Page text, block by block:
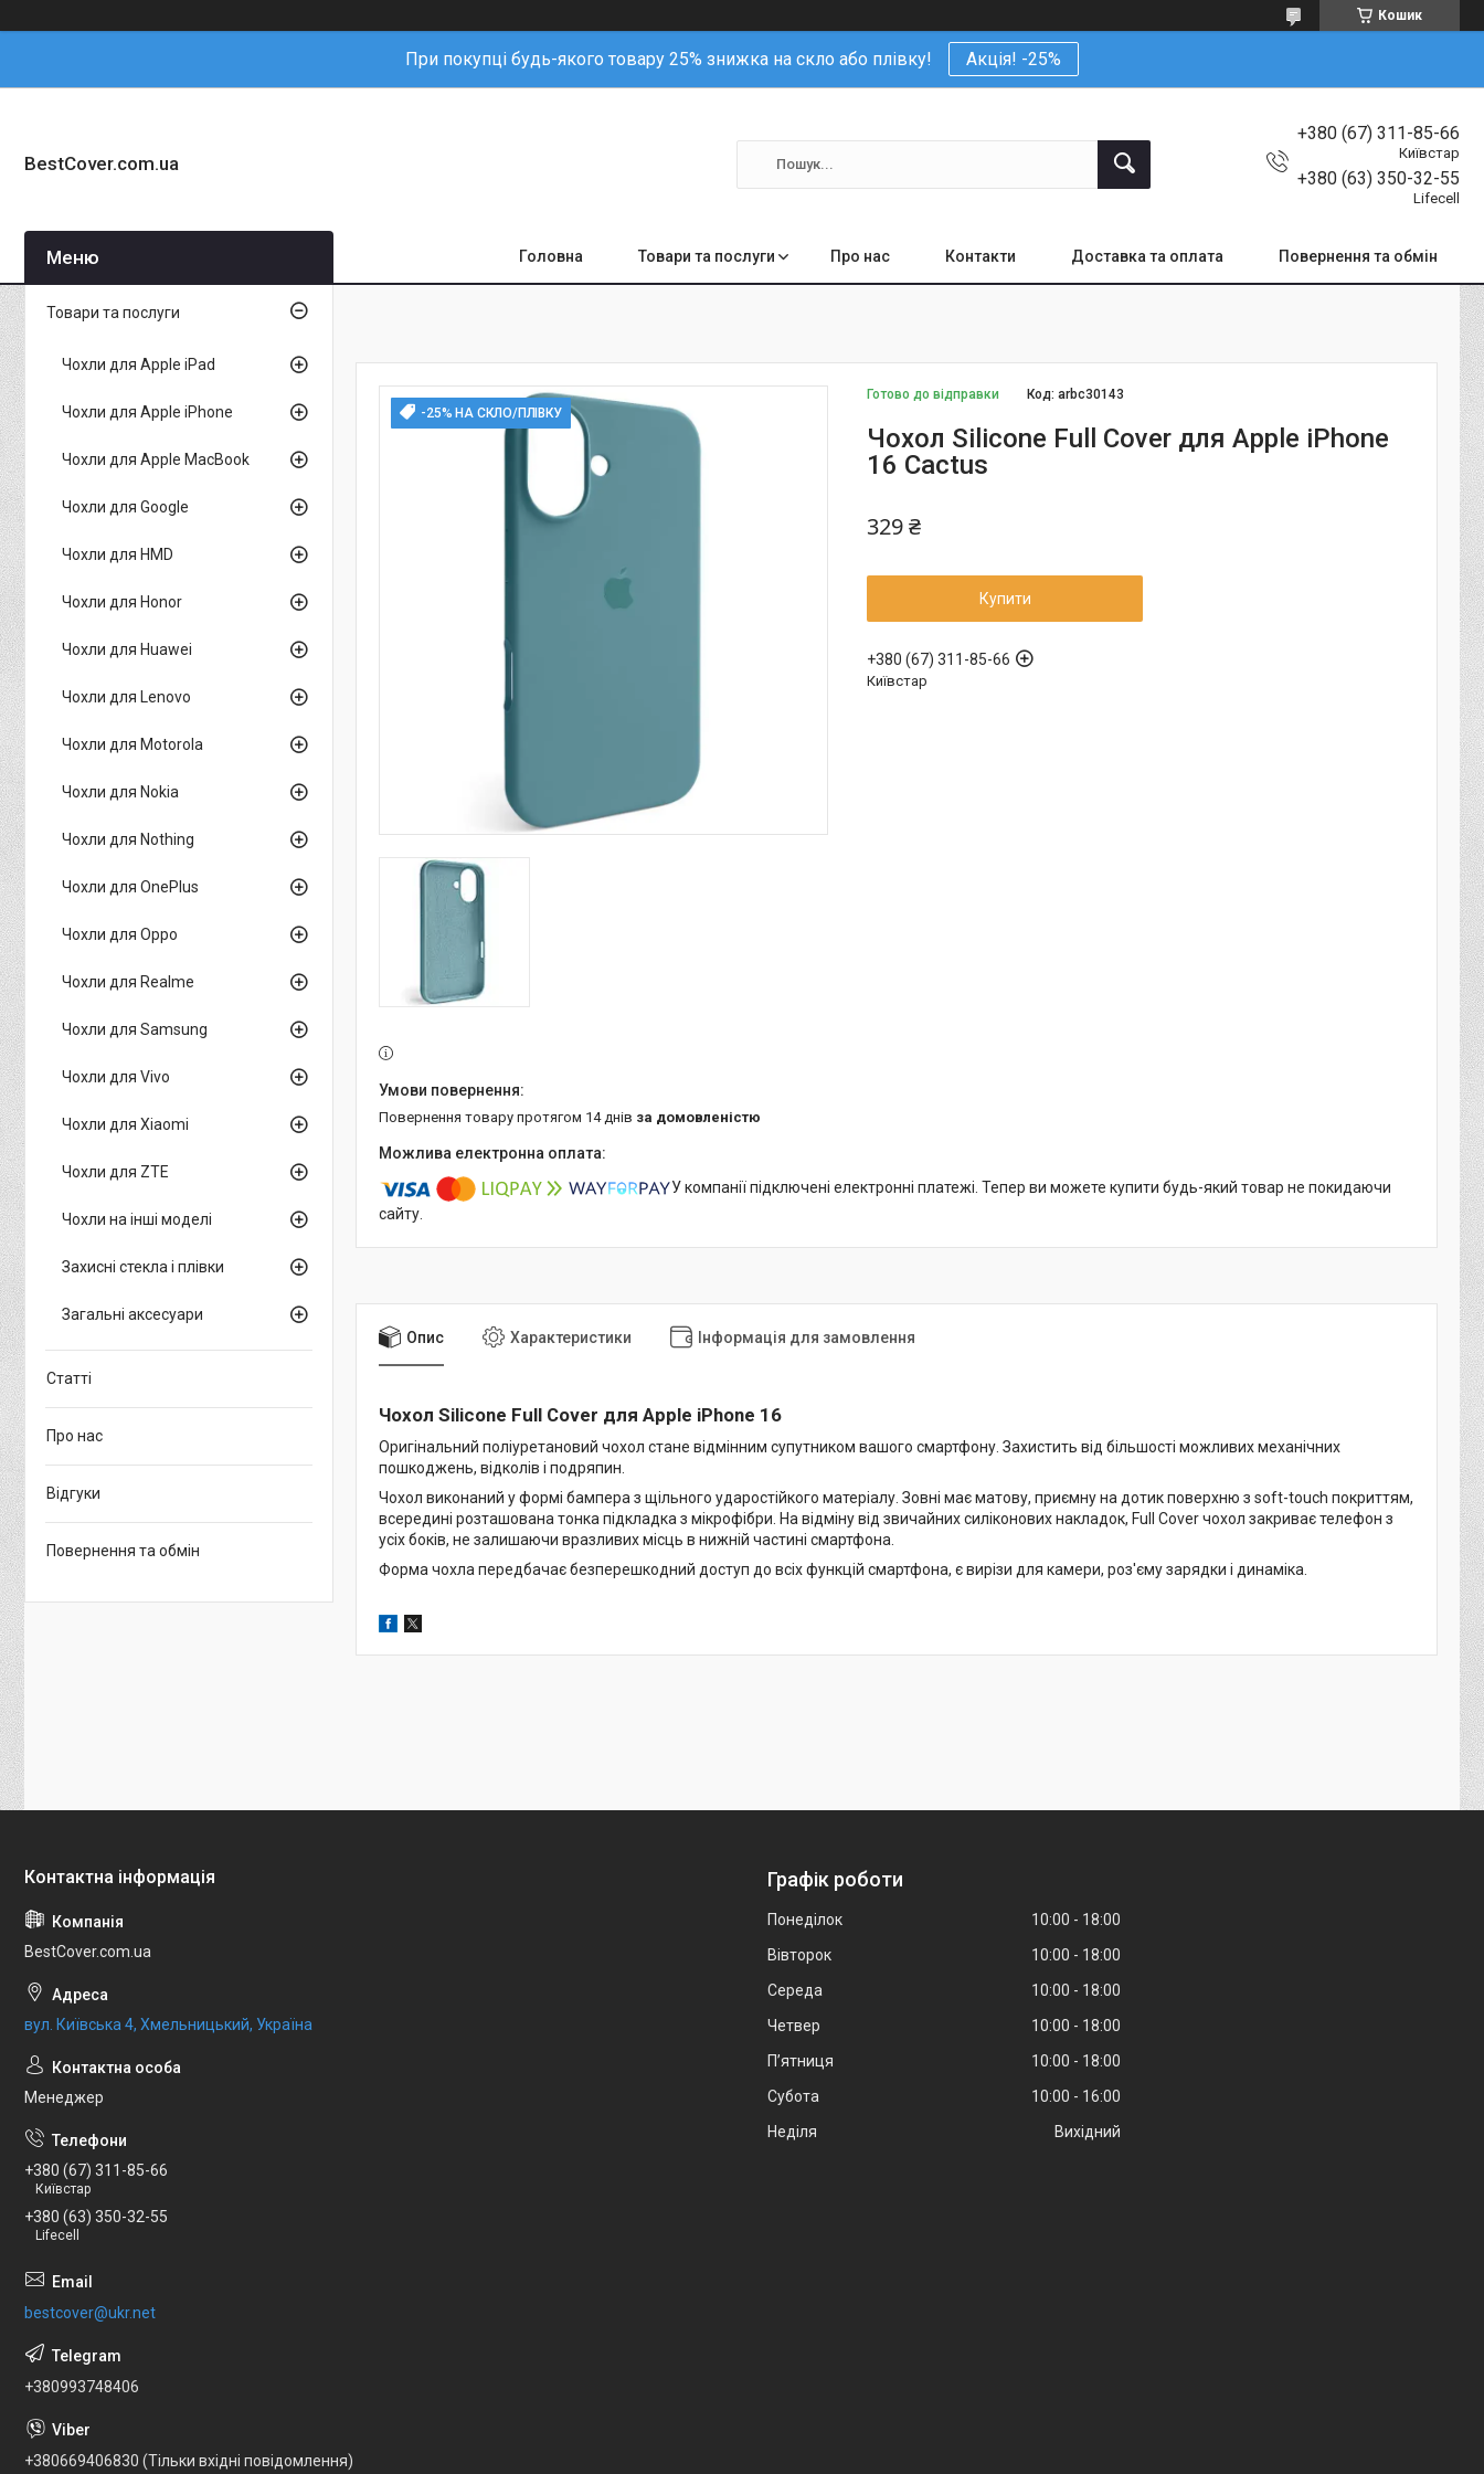
Кошик
При покупці будь-якого товару 25% знижка на скло або плівку! Акція! -25%
BestCover.com.ua
+380 (67) 311-85-66
Київстар
+380 (63) 350-32-55
Lifecell
Головна Товари та послуги Про нас Контакти Доставка та оплата Повернення та обмін
-25% НА СКЛО/ПЛІВКУ
Готово до відправки Код:arbc30143
Чохол Silicone Full Cover для Apple iPhone
16 Cactus
329 ₴
Купити
+380 (67) 311-85-66
Київстар
повернення товару протягом 14 днів за домовленістю
У компанії підключені електронні платежі. Тепер ви можете купити будь-який товар не покидаючи
сайту.
Опис Характеристики Інформація для замовлення
Чохол Silicone Full Cover для Apple iPhone 16
Оригінальний поліуретановий чохол стане відмінним супутником вашого смартфону. Захистить від більшості можливих механічних
пошкоджень, відколів і подряпин.
Чохол виконаний у формі бампера з щільного ударостійкого матеріалу. Зовні має матову, приємну на дотик поверхню з soft-touch покриттям,
всередині розташована тонка підкладка з мікрофібри. На відміну від звичайних силіконових накладок, Full Cover чохол закриває телефон з
усіх боків, не залишаючи вразливих місць в нижній частині смартфона.
Форма чохла передбачає безперешкодний доступ до всіх функцій смартфона, є вирізи для камери, роз'єму зарядки і динаміка.
Товари та послуги
Чохли для Apple iPad
Чохли для Apple iPhone
Чохли для Apple MacBook
Чохли для Google
Чохли для HMD
Чохли для Honor
Чохли для Huawei
Чохли для Lenovo
Чохли для Motorola
Чохли для Nokia
Чохли для Nothing
Чохли для OnePlus
Чохли для Oppo
Чохли для Realme
Чохли для Samsung
Чохли для Vivo
Чохли для Xiaomi
Чохли для ZTE
Чохли на інші моделі
Захисні стекла і плівки
Загальні аксесуари
Статті
Про нас
Відгуки
Повернення та обмін
BestCover.com.ua
вул. Київська 4, Хмельницький, Україна
Менеджер
+380 (67) 311-85-66
Київстар
+380 (63) 350-32-55
Lifecell
bestcover@ukr.net
+380993748406
+380669406830 (Тільки вхідні повідомлення)
Графік роботи
Понеділок 10:00
18:00
Вівторок
10:00
18:00
Середа
10:00
18:00
Четвер
10:00
18:00
Пʼятниця
10:00
18:00
Субота
10:00
16:00
Неділя
Вихідний